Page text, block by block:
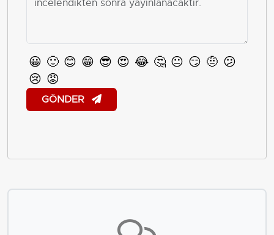
😀 🙂 😊 😁 😎 😍 😂 🤔 😐 😏 🤨 😕
😢 😡
GÖNDER